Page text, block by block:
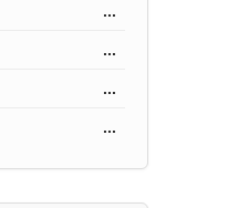
...
...
...
...